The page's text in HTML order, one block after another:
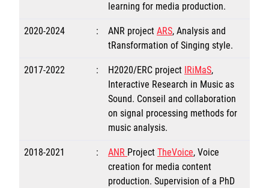
learning for media production.
2020-2024 : ANR project ARS, Analysis and
tRansformation of Singing style.
2017-2022 : H2020/ERC project IRiMaS,
Interactive Research in Music as
Sound. Conseil and collaboration
on signal processing methods for
music analysis.
2018-2021 : ANR Project TheVoice, Voice
creation for media content
production. Supervision of a PhD